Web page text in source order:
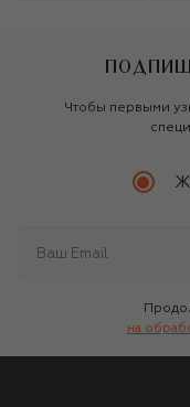
Чтобы первыми
на